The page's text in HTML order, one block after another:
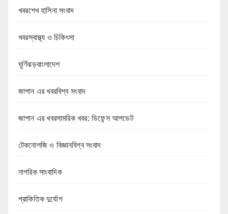
খবরশেখ হাসিনা সংবাদ
খবরস্বাস্থ্য ও চিকিৎসা
ঘূর্ণিঝড়বাংলাদেশ
জাপান এর খবরবিশ্ব সংবাদ
জাপান এর খবরসামরিক খবর: ডিফেন্স আপডেট
টেকনোলজি ও বিজ্ঞানবিশ্ব সংবাদ
নাগরিক সাংবাদিক
প্রাকিতিক দুর্যোগ